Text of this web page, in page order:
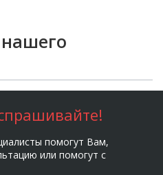
помогут Вам,
или помогут с